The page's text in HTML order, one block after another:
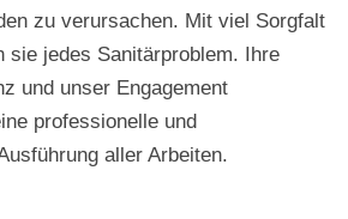
zu verursachen. Mit viel Sorgfalt
sie jedes Sanitärproblem. Ihre
und unser Engagement
professionelle und
aller Arbeiten.